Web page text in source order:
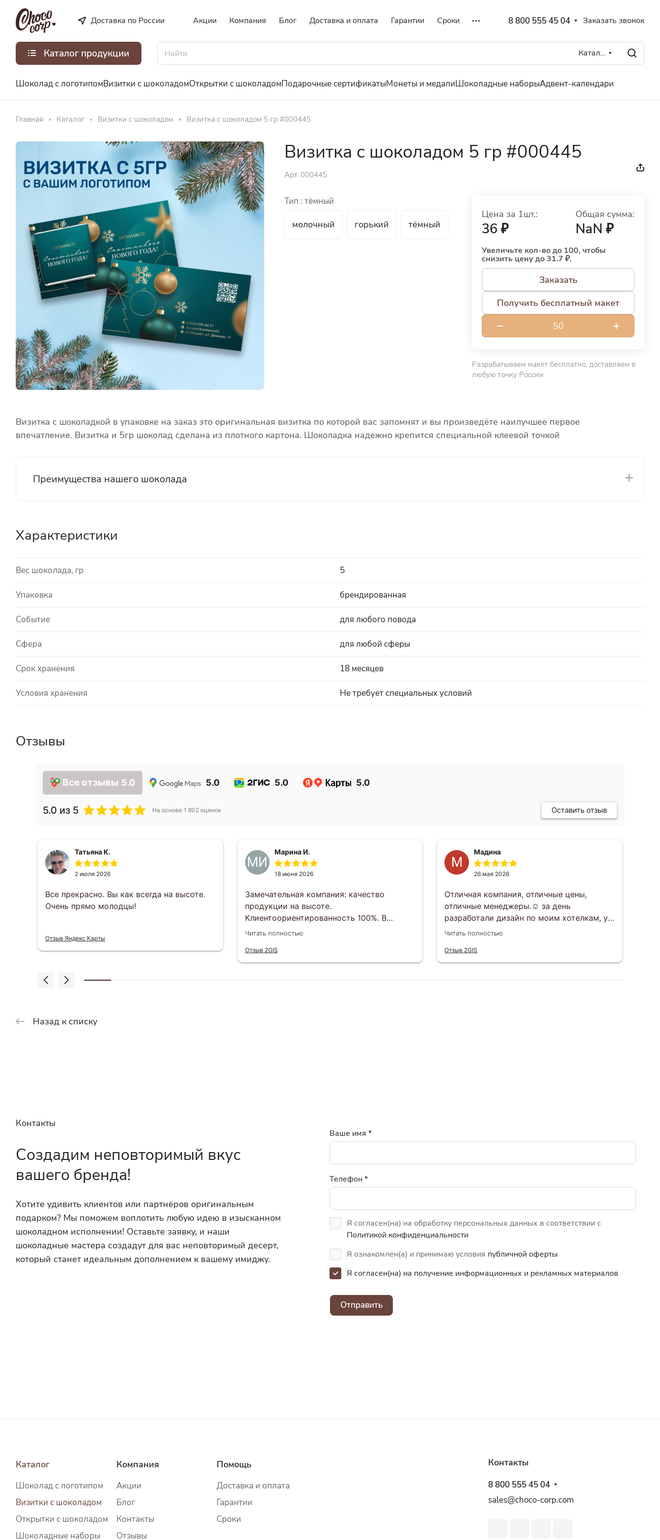
Доставка по России Акции Компания Блог Доставка и оплата Гарантии Сроки 8 800 555 45 04 Заказать звонок
Каталог продукции Каталог
Шоколад с логотипомВизитки с шоколадомОткрытки с шоколадомПодарочные сертификатыМонеты и медалиШоколадные наборыАдвент-календари
Главная Каталог Визитки с шоколадом Визитка с шоколадом 5 гр #000445
Визитка с шоколадом 5 гр #000445
Арт. 000445
Тип : тёмный
молочный горький тёмный
Цена за 1шт.:
36 ₽
Общая сумма:
NaN ₽
Увеличьте кол-во до 100, чтобы
снизить цену до 31.7 ₽.
Заказать
Получить бесплатный макет
Разрабатываем макет бесплатно, доставляем в
любую точку России
Визитка с шоколадкой в упаковке на заказ это оригинальная визитка по которой вас запомнят и вы произведёте наилучшее первое
впечатление. Визитка и 5гр шоколад сделана из плотного картона. Шоколадка надежно крепится специальной клеевой точкой
Преимущества нашего шоколада
Характеристики
Вес шоколада, гр 5
Упаковка брендированная
Событие для любого повода
Сфера для любой сферы
Срок хранения 18 месяцев
Условия хранения Не требует специальных условий
Отзывы
Все отзывы 5.0 5.0 5.0 5.0
5.0 из 5 На основе 1 802 оценок Оставить отзыв
Татьяна К.
2 июля 2026
Все прекрасно. Вы как всегда на высоте.
Очень прямо молодцы!
Отзыв Яндекс Карты
МИ
Марина И.
18 июня 2026
Замечательная компания: качество
продукции на высоте.
Клиентоориентированность 100%. В
индивидуальном порядке любой вопрос
оперативно , сроки выполнения заказов
тоже соблюдаются. Будем еще заказывать
Читать полностью
Отзыв 2GIS
М
Мадина
26 мая 2026
Отличная компания, отличные цены,
отличные менеджеры.☺️ за день
разработали дизайн по моим хотелкам, у
вечеру того же дня все утвердили.
целости, шоколад не растаял, к тому же
очень вкусный)
Читать полностью
Отзыв 2GIS
Назад к списку
Контакты
Создадим неповторимый вкус
вашего бренда!
Хотите удивить клиентов или партнёров оригинальным
подарком? Мы поможем воплотить любую идею в изысканном
шоколадном исполнении! Оставьте заявку, и наши
шоколадные мастера создадут для вас неповторимый десерт,
который станет идеальным дополнением к вашему имиджу.
Ваше имя *
Телефон*
Я согласен(на) на обработку персональных данных в соответствии с
Политикой конфиденциальности
Я ознакомлен(а) и принимаю условия публичной оферты
Я согласен(на) на получение информационных и рекламных материалов
Отправить
Каталог
Шоколад c логотипом
Визитки с шоколадом
Открытки с шоколадом
Шоколадные наборы
Компания
Акции
Блог
Контакты
Отзывы
Помощь
Доставка и оплата
Гарантии
Сроки
Контакты
8 800 555 45 04
sales@choco-corp.com